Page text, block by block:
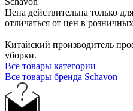
Цена действительна только
отличаться от цен в
Китайский производитель
уборки.
Все товары категории
Все товары бренда Schavon